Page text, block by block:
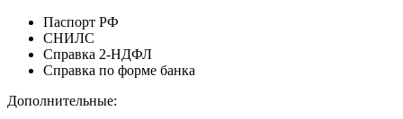
Паспорт РФ
СНИЛС
Справка 2-НДФЛ
Справка по форме банка
Дополнительные: